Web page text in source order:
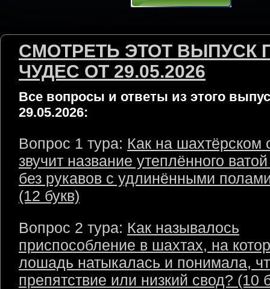
СМОТРЕТЬ ЭТОТ ВЫПУСК
ЧУДЕС ОТ 29.05.2026
Все вопросы и ответы из этого
29.05.2026:
Вопрос 1 тура: Как на шахтёрском
звучит название утеплённого
без рукавов с удлинёнными
(12 букв)
Вопрос 2 тура: Как называлось
приспособление в шахтах, на
лошадь натыкалась и понимала,
препятствие или низкий свод? (10